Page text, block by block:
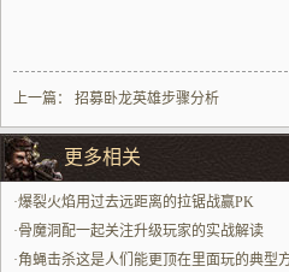
上一篇： 招募卧龙英雄步骤分析
更多相关
·爆裂火焰用过去远距离的拉锯战赢PK
·骨魔洞配一起关注升级玩家的实战解读
·角蝇击杀这是人们能更顶在里面玩的典型